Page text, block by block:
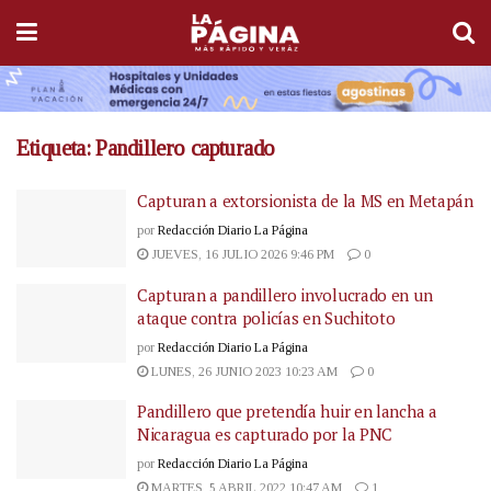
Etiqueta:Pandillero capturado
Capturan a extorsionista de la MS en Metapán
por Redacción Diario La Página
JUEVES, 16 JULIO 2026 9:46 PM
0
Capturan a pandillero involucrado en un
ataque contra policías en Suchitoto
por Redacción Diario La Página
LUNES, 26 JUNIO 2023 10:23 AM
0
Pandillero que pretendía huir en lancha a
Nicaragua es capturado por la PNC
por Redacción Diario La Página
MARTES, 5 ABRIL 2022 10:47 AM
1